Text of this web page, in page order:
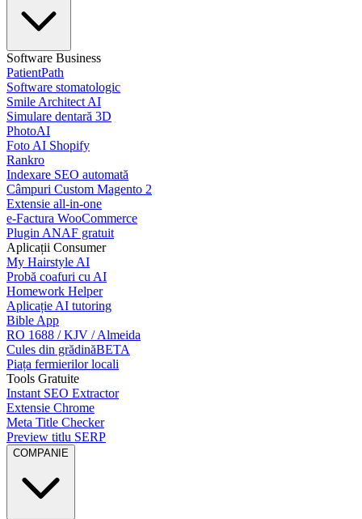
Software Business
PatientPath
Software stomatologic
Smile Architect AI
Simulare dentară 3D
PhotoAI
Foto AI Shopify
Rankro
Indexare SEO automată
Câmpuri Custom Magento 2
Extensie all-in-one
e-Factura WooCommerce
Plugin ANAF gratuit
Aplicații Consumer
My Hairstyle AI
Probă coafuri cu AI
Homework Helper
Aplicație AI tutoring
Bible App
RO 1688 / KJV / Almeida
Cules din grădinăBETA
Piața fermierilor locali
Tools Gratuite
Instant SEO Extractor
Extensie Chrome
Meta Title Checker
Preview titlu SERP
COMPANIE